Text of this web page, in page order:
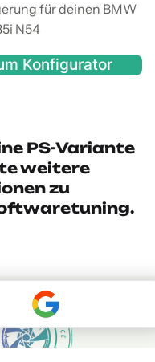
für deinen BMW
N54
Konfigurator
PS-Variante
weitere
zu